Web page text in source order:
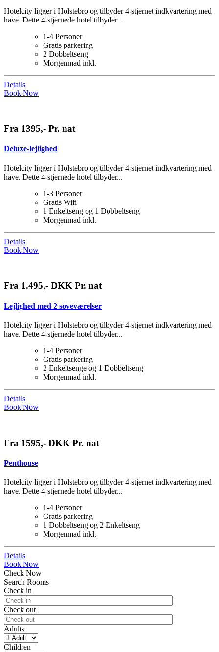
Hotelcity ligger i Holstebro og tilbyder 4-stjernet indkvartering med
have. Dette 4-stjernede hotel tilbyder...
1-4 Personer
Gratis parkering
2 Dobbeltseng
Morgenmad inkl.
Details
Book Now
Fra 1395,- Pr. nat
Deluxe-lejlighed
Hotelcity ligger i Holstebro og tilbyder 4-stjernet indkvartering med
have. Dette 4-stjernede hotel tilbyder...
1-3 Personer
Gratis Wifi
1 Enkeltseng og 1 Dobbeltseng
Morgenmad inkl.
Details
Book Now
Fra 1.495,- DKK Pr. nat
Lejlighed med 2 soveværelser
Hotelcity ligger i Holstebro og tilbyder 4-stjernet indkvartering med
have. Dette 4-stjernede hotel tilbyder...
1-4 Personer
Gratis parkering
2 Enkeltsenge og 1 Dobbeltseng
Morgenmad inkl.
Details
Book Now
Fra 1595,- DKK Pr. nat
Penthouse
Hotelcity ligger i Holstebro og tilbyder 4-stjernet indkvartering med
have. Dette 4-stjernede hotel tilbyder...
1-4 Personer
Gratis parkering
1 Dobbeltseng og 2 Enkeltseng
Morgenmad inkl.
Details
Book Now
Check Now
Search Rooms
Check in
Check out
Adults
Children